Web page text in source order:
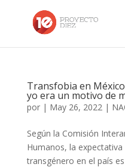
Transfobia en
yo era un motivo de
por | May 26, 2022|
Según la Comisión
Humanos, la
transgénero en el país